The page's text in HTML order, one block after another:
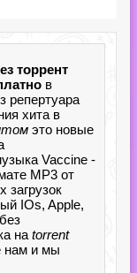
торрент
в
репертуара
хита в
это новые
Vaccine -
MP3 от
загрузок
IOs, Apple,
на torrent
нам и мы